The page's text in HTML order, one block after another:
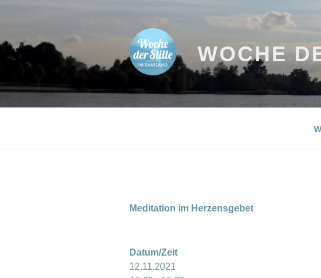
WOCHE
Meditation im Herzensgebet
Datum/Zeit
12.11.2021